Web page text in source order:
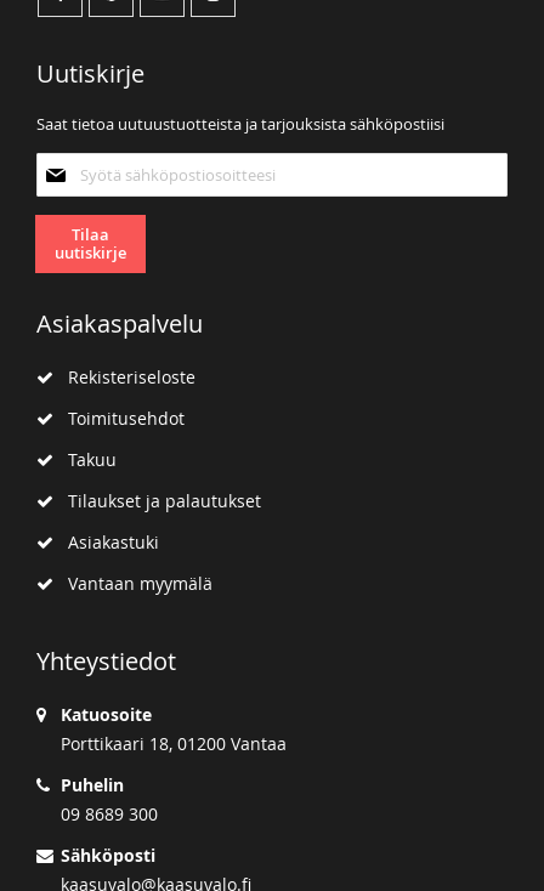
Uutiskirje
Saat tietoa uutuustuotteista ja tarjouksista sähköpostiisi
uutiskirjeemme:
Tilaa
uutiskirje
Asiakaspalvelu
Rekisteriseloste
Toimitusehdot
Takuu
Tilaukset ja palautukset
Asiakastuki
Vantaan myymälä
Yhteystiedot
Katuosoite
Porttikaari 18, 01200 Vantaa
Puhelin
09 8689 300
Sähköposti
kaasuvalo@kaasuvalo.fi